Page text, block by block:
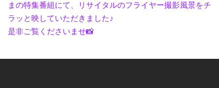
まの特集番組にて、リサイタルのフライヤー撮影風景をチ
ラッと映していただきました♪
是非ご覧くださいませ📸